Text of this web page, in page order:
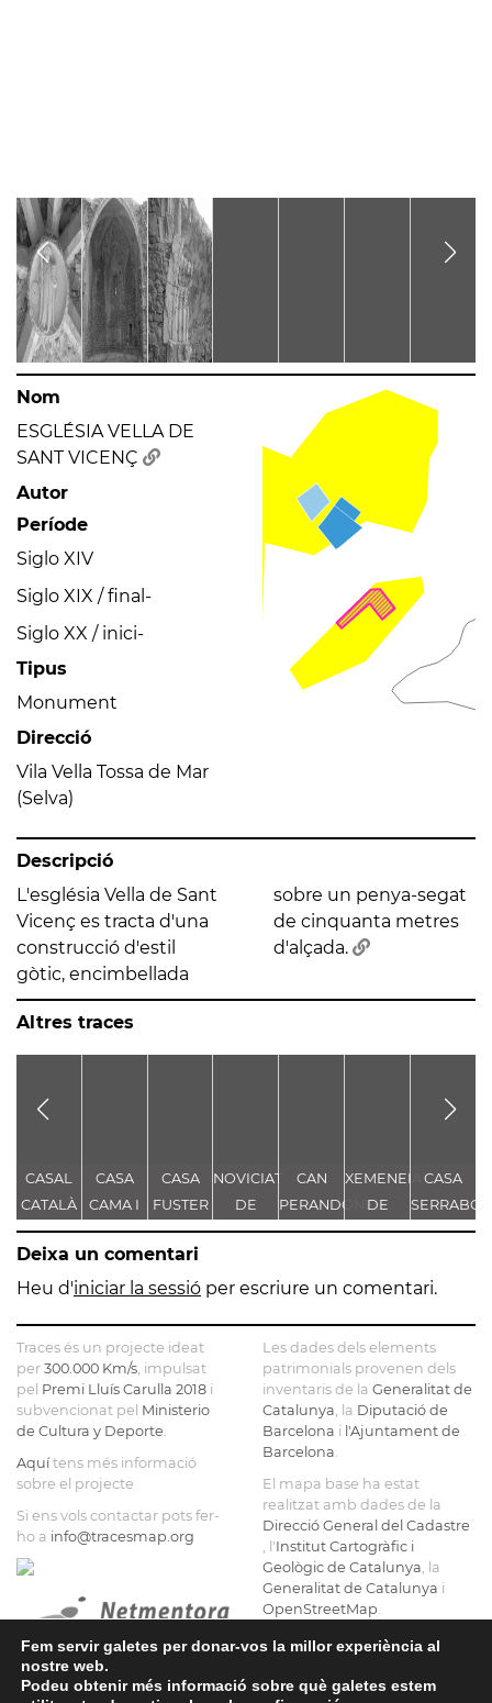
Nom
ESGLÉSIA VELLA DE
SANT VICENÇ
Autor
Període
Siglo XIV
Siglo XIX / final-
Siglo XX / inici-
Tipus
Monument
Direcció
Vila Vella Tossa de Mar
(Selva)
Descripció
L'església Vella de Sant
Vicenç es tracta d'una
construcció d'estil
gòtic, encimbellada
sobre un penya-segat
de cinquanta metres
d'alçada.
Altres traces
CASAL
CATALÀ
CASA
CAMA I
ESCURRA
CASA
FUSTER
NOVICIAT
DE
NOSTRA
DE LA
CAN
PERANDONES
- CASA
FARJAS
XEMENEIA
DE
L'ANTIGA
C.E.L.O.
CASA
SERRABOU
Deixa un comentari
Heu d'iniciar la sessió per escriure un comentari.
Traces és un projecte ideat
per 300.000 Km/s , impulsat
pel Premi Lluís Carulla 2018 i
subvencionat pel Ministerio
de Cultura y Deporte
Aquítens més informació
sobre el projecte
Si ens vols contactar pots fer-
ho a info@tracesmap.org
Les dades dels elements
patrimonials provenen dels
inventaris de la Generalitat de
Catalunya , la Diputació de
Barcelona i l'Ajuntament de
Barcelona
El mapa base ha estat
realitzat amb dades de la
Direcció General del Cadastre
, l'Institut Cartogràfic i
Geològic de Catalunya , la
Generalitat de Catalunya i
OpenStreetMap
Fem servir galetes per donar-vos la millor experiència al
nostre web.
Podeu obtenir més informació sobre què galetes estem